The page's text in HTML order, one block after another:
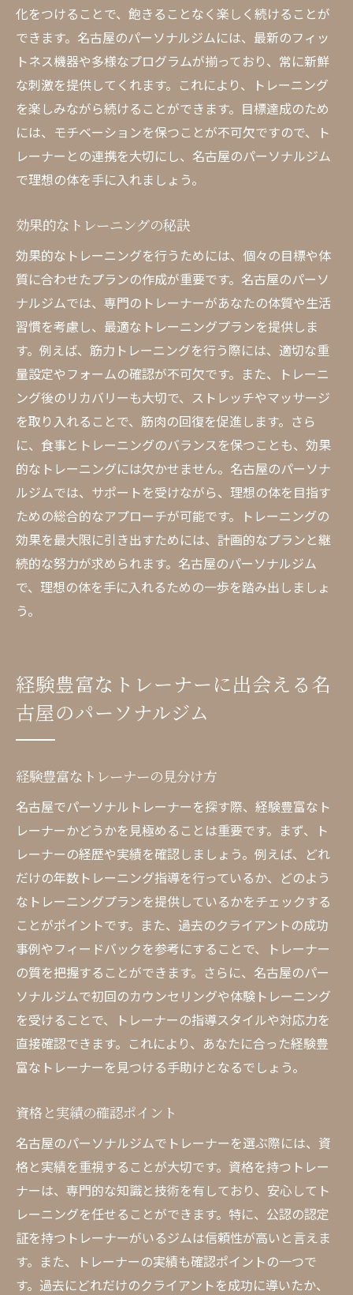
化をつけることで、飽きることなく楽しく続けることが
できます。名古屋のパーソナルジムには、最新のフィッ
トネス機器や多様なプログラムが揃っており、常に新鮮
な刺激を提供してくれます。これにより、トレーニング
を楽しみながら続けることができます。目標達成のため
には、モチベーションを保つことが不可欠ですので、ト
レーナーとの連携を大切にし、名古屋のパーソナルジム
で理想の体を手に入れましょう。
効果的なトレーニングの秘訣
効果的なトレーニングを行うためには、個々の目標や体
質に合わせたプランの作成が重要です。名古屋のパーソ
ナルジムでは、専門のトレーナーがあなたの体質や生活
習慣を考慮し、最適なトレーニングプランを提供しま
す。例えば、筋力トレーニングを行う際には、適切な重
量設定やフォームの確認が不可欠です。また、トレーニ
ング後のリカバリーも大切で、ストレッチやマッサージ
を取り入れることで、筋肉の回復を促進します。さら
に、食事とトレーニングのバランスを保つことも、効果
的なトレーニングには欠かせません。名古屋のパーソナ
ルジムでは、サポートを受けながら、理想の体を目指す
ための総合的なアプローチが可能です。トレーニングの
効果を最大限に引き出すためには、計画的なプランと継
続的な努力が求められます。名古屋のパーソナルジム
で、理想の体を手に入れるための一歩を踏み出しましょ
う。
経験豊富なトレーナーに出会える名
古屋のパーソナルジム
経験豊富なトレーナーの見分け方
名古屋でパーソナルトレーナーを探す際、経験豊富なト
レーナーかどうかを見極めることは重要です。まず、ト
レーナーの経歴や実績を確認しましょう。例えば、どれ
だけの年数トレーニング指導を行っているか、どのよう
なトレーニングプランを提供しているかをチェックする
ことがポイントです。また、過去のクライアントの成功
事例やフィードバックを参考にすることで、トレーナー
の質を把握することができます。さらに、名古屋のパー
ソナルジムで初回のカウンセリングや体験トレーニング
を受けることで、トレーナーの指導スタイルや対応力を
直接確認できます。これにより、あなたに合った経験豊
富なトレーナーを見つける手助けとなるでしょう。
資格と実績の確認ポイント
名古屋のパーソナルジムでトレーナーを選ぶ際には、資
格と実績を重視することが大切です。資格を持つトレー
ナーは、専門的な知識と技術を有しており、安心してト
レーニングを任せることができます。特に、公認の認定
証を持つトレーナーがいるジムは信頼性が高いと言えま
す。また、トレーナーの実績も確認ポイントの一つで
す。過去にどれだけのクライアントを成功に導いたか、